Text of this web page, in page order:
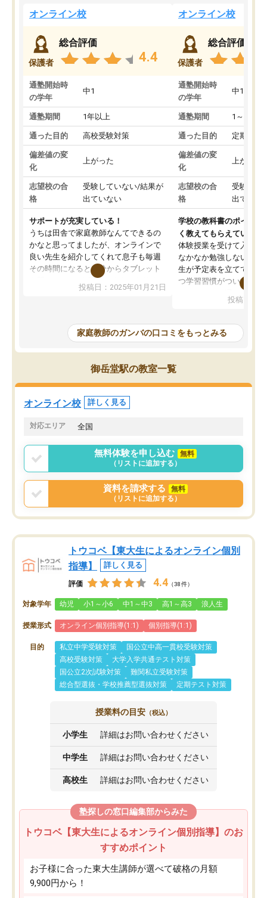
オンライン校
保護者
総合評価
4.4
通塾開始時
の学年
中1
通塾期間 1年以上
通った目的 高校受験対策
偏差値の変
化
上がった
志望校の合
格
受験していない/結果が
出ていない
サポートが充実している！
うちは田舎で家庭教師なんてできるの
かなと思ってましたが、オンラインで
良い先生を紹介してくれて息子も毎週
その時間になると自分からタブレット
を開いてzoomを繋げるようになりまし
た！5科目なんでもOKなのもとても気
めて1年ほどだった今では平均点以上の
科目が増えてきました！あと1年受験ま
であるので無料の週末教室を使用しな
がら頑張って欲しいと思います！
投稿日：2025年01月21日
オンライン校
保護者
総合評価
通塾開始時
の学年
中1
通塾期間 1～3ヵ月
通った目的 定期テス
偏差値の変
化
上がった
志望校の合
格
受験して
出ていな
学校の教科書のポイント
く教えてもらえている
体験授業を受けて入塾し
なかなか勉強しない息子
生が予定表を立ててくれ
つ学習習慣がついてきま
指導が無い日も予定表
問できるのでとても助か
投稿日：
家庭教師のガンバの口コミをもっとみる
御岳堂駅の教室一覧
オンライン校 詳しく見る
対応エリア 全国
無料体験を申し込む
無料
（リストに追加する）
資料を請求する
無料
（リストに追加する）
トウコベ【東大生によるオンライン個別
指導】
詳しく見る
評価 4.4 （38件）
対象学年 幼児 小1～小6 中1～中3 高1～高3 浪人生
授業形式 オンライン個別指導(1:1) 個別指導(1:1)
目的 私立中学受験対策
国公立中高一貫校受験対策
高校受験対策
大学入学共通テスト対策
国公立2次試験対策
難関私立受験対策
総合型選抜・学校推薦型選抜対策
定期テスト対策
授業料の目安 （税込）
小学生 詳細はお問い合わせください
中学生 詳細はお問い合わせください
高校生 詳細はお問い合わせください
塾探しの窓口編集部からみた
トウコベ【東大生によるオンライン個別指導】のお
すすめポイント
お子様に合った東大生講師が選べて破格の月額
9,900円から！